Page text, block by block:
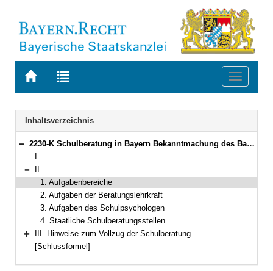
Zur
BAYERN.RECHT
Zur
letzten
Suche
Toggle
Navigation
Inhaltsverzeichnis
Bereich reduzieren
2230-K Schulberatung in Bayern Bekanntmachung des Bayerischen Staatsministeriums für Unterricht und Kultus vom 29. Oktober 2001, Az. VI/9-S4305-6/40 922 (KWMBl. I S. 454) (StAnz. Nr. 47)
I.
Bereich reduzieren
II.
1. Aufgabenbereiche
2. Aufgaben der Beratungslehrkraft
3. Aufgaben des Schulpsychologen
4. Staatliche Schulberatungsstellen
Bereich erweitern
III. Hinweise zum Vollzug der Schulberatung
[Schlussformel]